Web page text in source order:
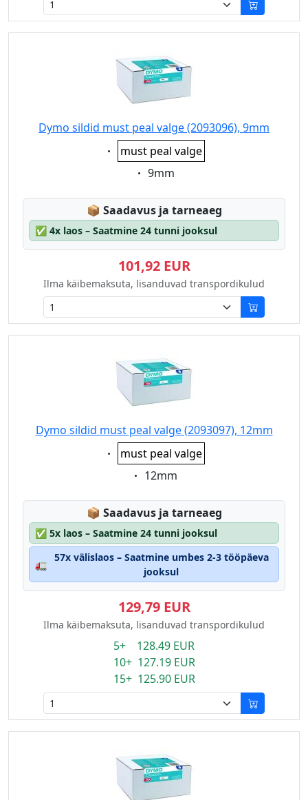
Dymo sildid must peal valge (2093096), 9mm
Eigenschaft:
must peal valge
Eigenschaft:
9mm
📦 Lagerstatus:
Saadavus ja tarneaeg
✅ 4x laos – Saatmine 24 tunni jooksul
101,92 EUR
Ilma käibemaksuta, lisanduvad transpordikulud
Dymo sildid must peal valge (2093097), 12mm
Eigenschaft:
must peal valge
Eigenschaft:
12mm
📦 Lagerstatus:
Saadavus ja tarneaeg
✅ 5x laos – Saatmine 24 tunni jooksul
🚛
57x välislaos – Saatmine umbes 2-3 tööpäeva
jooksul
129,79 EUR
Ilma käibemaksuta, lisanduvad transpordikulud
5+ 128.49 EUR
10+ 127.19 EUR
15+ 125.90 EUR